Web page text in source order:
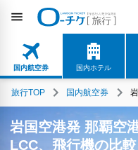
国内航空券 国内ホテル
旅行TOP 国内航空券
岩国空港発 那覇空
LCC、飛行機の比